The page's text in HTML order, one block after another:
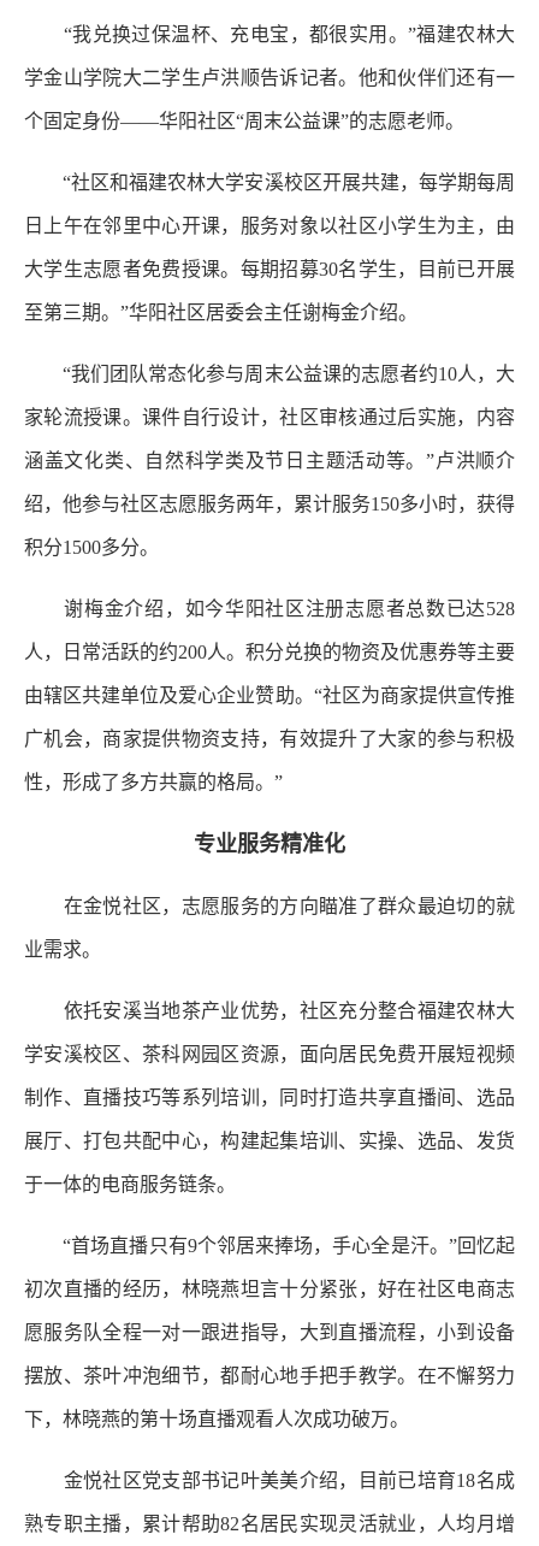
“我兑换过保温杯、充电宝，都很实用。”福建农林大
学金山学院大二学生卢洪顺告诉记者。他和伙伴们还有一
个固定身份——华阳社区“周末公益课”的志愿老师。
“社区和福建农林大学安溪校区开展共建，每学期每周
日上午在邻里中心开课，服务对象以社区小学生为主，由
大学生志愿者免费授课。每期招募30名学生，目前已开展
至第三期。”华阳社区居委会主任谢梅金介绍。
“我们团队常态化参与周末公益课的志愿者约10人，大
家轮流授课。课件自行设计，社区审核通过后实施，内容
涵盖文化类、自然科学类及节日主题活动等。”卢洪顺介
绍，他参与社区志愿服务两年，累计服务150多小时，获得
积分1500多分。
谢梅金介绍，如今华阳社区注册志愿者总数已达528
人，日常活跃的约200人。积分兑换的物资及优惠券等主要
由辖区共建单位及爱心企业赞助。“社区为商家提供宣传推
广机会，商家提供物资支持，有效提升了大家的参与积极
性，形成了多方共赢的格局。”
专业服务精准化
在金悦社区，志愿服务的方向瞄准了群众最迫切的就
业需求。
依托安溪当地茶产业优势，社区充分整合福建农林大
学安溪校区、茶科网园区资源，面向居民免费开展短视频
制作、直播技巧等系列培训，同时打造共享直播间、选品
展厅、打包共配中心，构建起集培训、实操、选品、发货
于一体的电商服务链条。
“首场直播只有9个邻居来捧场，手心全是汗。”回忆起
初次直播的经历，林晓燕坦言十分紧张，好在社区电商志
愿服务队全程一对一跟进指导，大到直播流程，小到设备
摆放、茶叶冲泡细节，都耐心地手把手教学。在不懈努力
下，林晓燕的第十场直播观看人次成功破万。
金悦社区党支部书记叶美美介绍，目前已培育18名成
熟专职主播，累计帮助82名居民实现灵活就业，人均月增